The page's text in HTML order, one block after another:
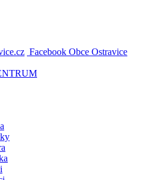
Facebook Obce Ostravice